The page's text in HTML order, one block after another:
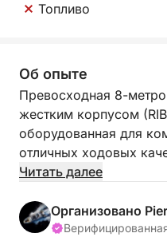
Топливо
Об опыте
Превосходная 8-
жестким корпусом
оборудованная для
отличных ходовых
полным набором
подходящую для
модульную кормовую
Читать далее
Организовано